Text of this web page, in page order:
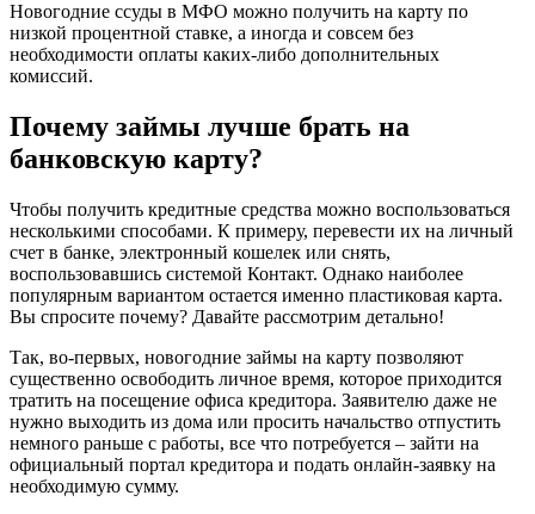
Новогодние ссуды в МФО можно получить на карту по
низкой процентной ставке, а иногда и совсем без
необходимости оплаты каких-либо дополнительных
комиссий.
Почему займы лучше брать на
банковскую карту?
Чтобы получить кредитные средства можно воспользоваться
несколькими способами. К примеру, перевести их на личный
счет в банке, электронный кошелек или снять,
воспользовавшись системой Контакт. Однако наиболее
популярным вариантом остается именно пластиковая карта.
Вы спросите почему? Давайте рассмотрим детально!
Так, во-первых, новогодние займы на карту позволяют
существенно освободить личное время, которое приходится
тратить на посещение офиса кредитора. Заявителю даже не
нужно выходить из дома или просить начальство отпустить
немного раньше с работы, все что потребуется – зайти на
официальный портал кредитора и подать онлайн-заявку на
необходимую сумму.